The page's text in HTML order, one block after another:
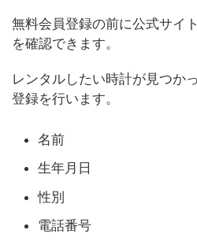
無料会員登録の前に公式サイ
を確認できます。
レンタルしたい時計が見つか
登録を行います。
名前
生年月日
性別
電話番号